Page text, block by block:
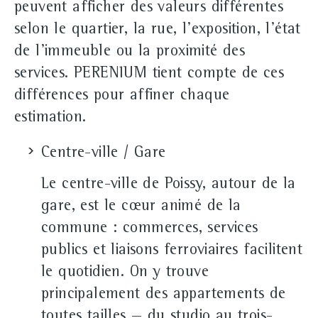
peuvent afficher des valeurs différentes
selon le quartier, la rue, l'exposition, l'état
de l'immeuble ou la proximité des
services. PERENIUM tient compte de ces
différences pour affiner chaque
estimation.
Centre-ville / Gare
Le centre-ville de Poissy, autour de la
gare, est le cœur animé de la
commune : commerces, services
publics et liaisons ferroviaires facilitent
le quotidien. On y trouve
principalement des appartements de